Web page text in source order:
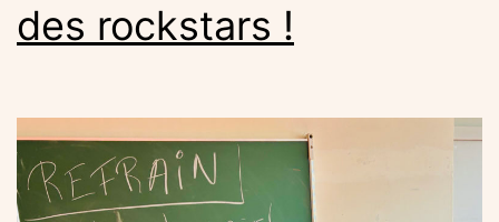
des rockstars !